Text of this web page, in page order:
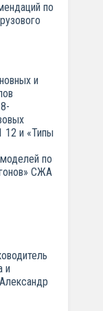
по
и
12 и «Типы
по
СЖА
и